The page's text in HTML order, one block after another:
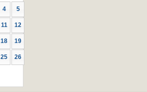
4 5
11 12
18 19
25 26